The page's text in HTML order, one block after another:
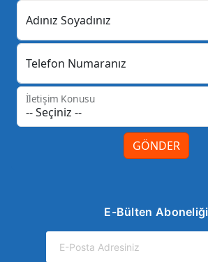
Adınız Soyadınız
Telefon Numaranız
İletişim Konusu
GÖNDER
E-Bülten Aboneliği